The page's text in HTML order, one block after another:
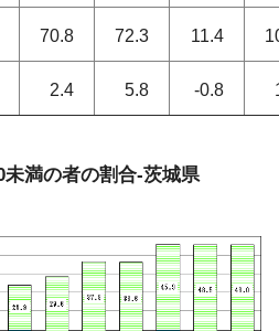
70.8 72.3 11.4
2.4 5.8 -0.8
満の者の割合-茨城県